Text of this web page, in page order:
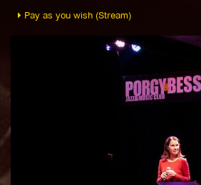
Pay as you wish (Stream)